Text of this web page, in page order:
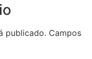
publicado. Campos